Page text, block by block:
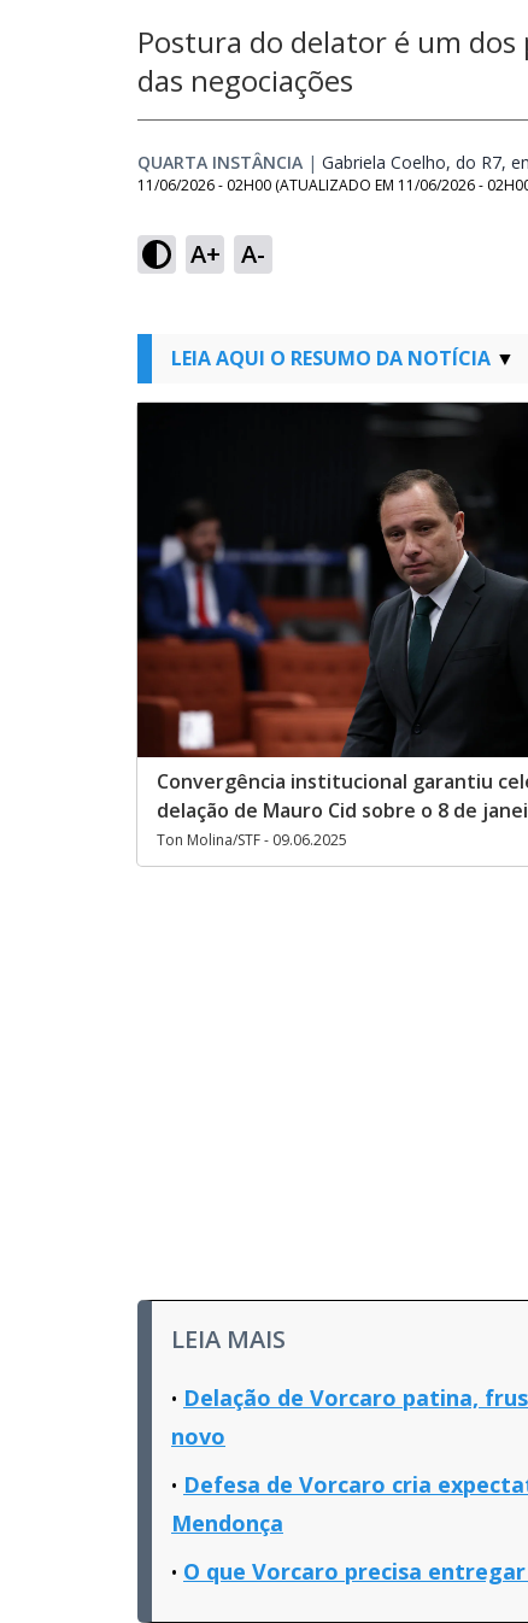
Postura do delator é um
das negociações
QUARTA INSTÂNCIA | Gabriela Coelho, do R7,
11/06/2026 - 02H00 (ATUALIZADO EM 11/06/2026 -
A+ A-
LEIA AQUI O RESUMO DA NOTÍCIA
Convergência institucional garantiu
delação de Mauro Cid sobre o 8 de
Ton Molina/STF - 09.06.2025
LEIA MAIS
Delação de Vorcaro patina,
novo
Defesa de Vorcaro cria
Mendonça
O que Vorcaro precisa